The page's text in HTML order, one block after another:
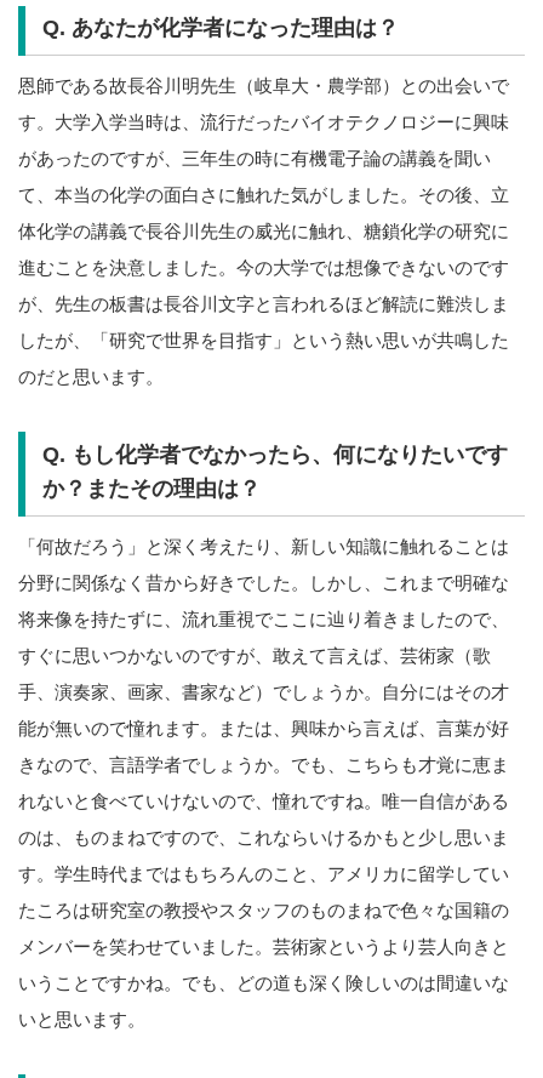
Q. あなたが化学者になった理由は？
恩師である故長谷川明先生（岐阜大・農学部）との出会いで
す。大学入学当時は、流行だったバイオテクノロジーに興味
があったのですが、三年生の時に有機電子論の講義を聞い
て、本当の化学の面白さに触れた気がしました。その後、立
体化学の講義で長谷川先生の威光に触れ、糖鎖化学の研究に
進むことを決意しました。今の大学では想像できないのです
が、先生の板書は長谷川文字と言われるほど解読に難渋しま
したが、「研究で世界を目指す」という熱い思いが共鳴した
のだと思います。
Q. もし化学者でなかったら、何になりたいです
か？またその理由は？
「何故だろう」と深く考えたり、新しい知識に触れることは
分野に関係なく昔から好きでした。しかし、これまで明確な
将来像を持たずに、流れ重視でここに辿り着きましたので、
すぐに思いつかないのですが、敢えて言えば、芸術家（歌
手、演奏家、画家、書家など）でしょうか。自分にはその才
能が無いので憧れます。または、興味から言えば、言葉が好
きなので、言語学者でしょうか。でも、こちらも才覚に恵ま
れないと食べていけないので、憧れですね。唯一自信がある
のは、ものまねですので、これならいけるかもと少し思いま
す。学生時代まではもちろんのこと、アメリカに留学してい
たころは研究室の教授やスタッフのものまねで色々な国籍の
メンバーを笑わせていました。芸術家というより芸人向きと
いうことですかね。でも、どの道も深く険しいのは間違いな
いと思います。